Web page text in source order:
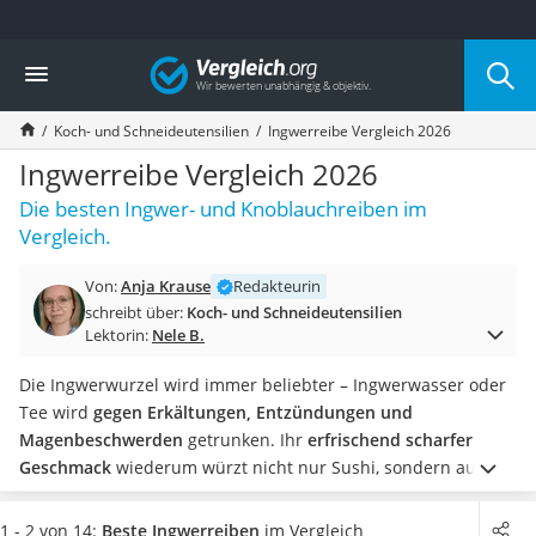
Die beliebtesten Vergleiche nach Kategorie
Haushalt
Wassersprudler
Zentralstaubsauger
Brotbackautomat
Wischroboter
Wäschespinne
Industriestaubsauger
Akku-Staubsauger
Eierkocher
Saug-Wisch-Roboter
Handstaubsauger
Milchaufschäumer
Kondenstrockner
Reiskocher
Heißwasserspender
Vergleich
Koch- und Schneideutensilien Ingwerreibe Vergleich 2026
Ingwerreibe Vergleich 2026
Die besten Ingwer- und Knoblauchreiben im
Vergleich.
Von:Anja Krause
Redakteurin
schreibt über: Koch- und Schneideutensilien
Lektorin: Nele B.
Die Ingwerwurzel wird immer beliebter – Ingwerwasser oder
Tee wird gegen Erkältungen, Entzündungen und
Magenbeschwerden getrunken. Ihr erfrischend scharfer
Geschmack wiederum würzt nicht nur Sushi, sondern auch
Suppen, Marmelade oder Likör. Ingwer wird entwederin
Scheibchen geschnitten oder gerieben. Für herkömmliche
1 - 2 von 14: Beste Ingwerreiben im Vergleich